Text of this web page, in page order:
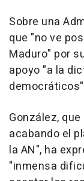
Sobre una
que "no ve
Maduro" por
apoyo "a la
González,
acabando el
la AN", ha
"inmensa